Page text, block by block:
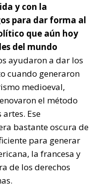
y con la
para dar forma al
que aún hoy
del mundo
ayudaron a dar los
cuando generaron
medioeval,
el método
Ese
bastante oscura de
para generar
la francesa y
de los derechos